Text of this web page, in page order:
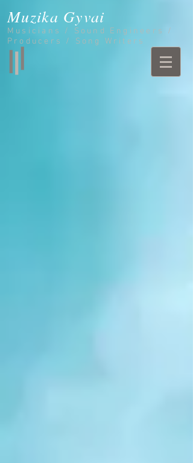
Muzika Gyvai
Musicians / Sound Engineers /
Producers / Song Writers